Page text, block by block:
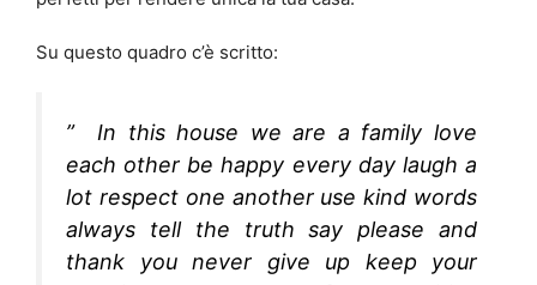
Su questo quadro c’è scritto:
” In this house we are a family love
each other be happy every day laugh a
lot respect one another use kind words
always tell the truth say please and
thank you never give up keep your